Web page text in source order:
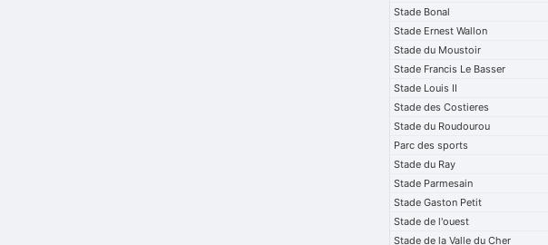
Stade Bonal
Stade Ernest Wallon
Stade du Moustoir
Stade Francis Le Basser
Stade Louis II
Stade des Costieres
Stade du Roudourou
Parc des sports
Stade du Ray
Stade Parmesain
Stade Gaston Petit
Stade de l'ouest
Stade de la Valle du Cher